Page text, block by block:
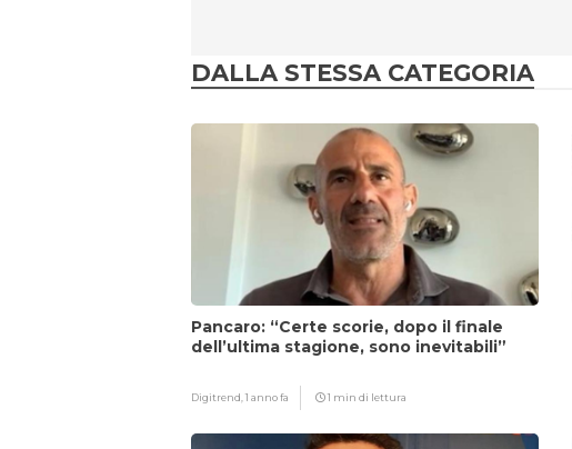
DALLA STESSA CATEGORIA
Pancaro: “Certe scorie, dopo il finale
dell’ultima stagione, sono inevitabili”
Digitrend,1 anno fa 1 min di lettura